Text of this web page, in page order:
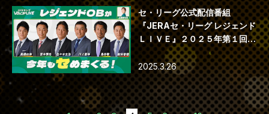
セ・リーグ公式配信番組
『JERAセ・リーグ レジェンド
ＬＩＶＥ』２０２５年第１回配
信
2025.3.26